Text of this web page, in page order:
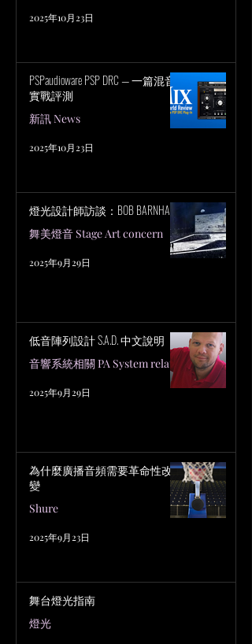
2025年10月23日
PSPaudioware PSP DRC — 一篇混音
實戰評測
新訊 News
2025年10月23日
燈光設計師訪談：BOB BARNHART
舞美燈音 Stage Art concern
2025年9月29日
低音陣列設計 S.A.D. 中文說明
音響系統相關 PA System related
2025年9月29日
為什麼廣播音頻需要革命性改
變
Shure
2025年9月23日
舞台燈光指南
燈光